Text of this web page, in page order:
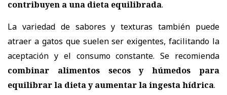
contribuyen a una dieta equilibrada.
La variedad de sabores y texturas también puede
atraer a gatos que suelen ser exigentes, facilitando la
aceptación y el consumo constante. Se recomienda
combinar alimentos secos y húmedos para
equilibrar la dieta y aumentar la ingesta hídrica.